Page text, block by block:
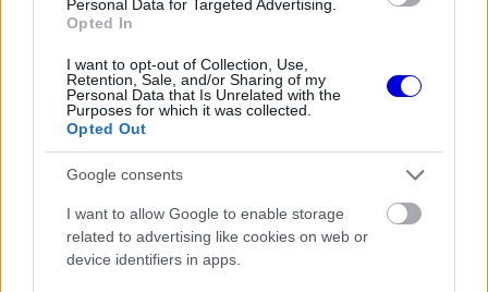
Personal Data for Targeted Advertising.
Opted In
I want to opt-out of Collection, Use,
Retention, Sale, and/or Sharing of my
Personal Data that Is Unrelated with the
Purposes for which it was collected.
Opted Out
Google consents
I want to allow Google to enable storage
related to advertising like cookies on web or
device identifiers in apps.
FORMA-1
Döbbenetes adatgyűjtéssel
döntött a Ferrari Sainz és Ricciardo
Tökéletes taktika és tempó
A barcelonai hétvége során a vörös autók végig